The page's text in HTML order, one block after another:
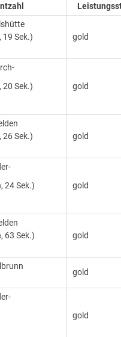
19 Sek.) gold
20 Sek.) gold
26 Sek.) gold
24 Sek.) gold
63 Sek.) gold
gold
gold